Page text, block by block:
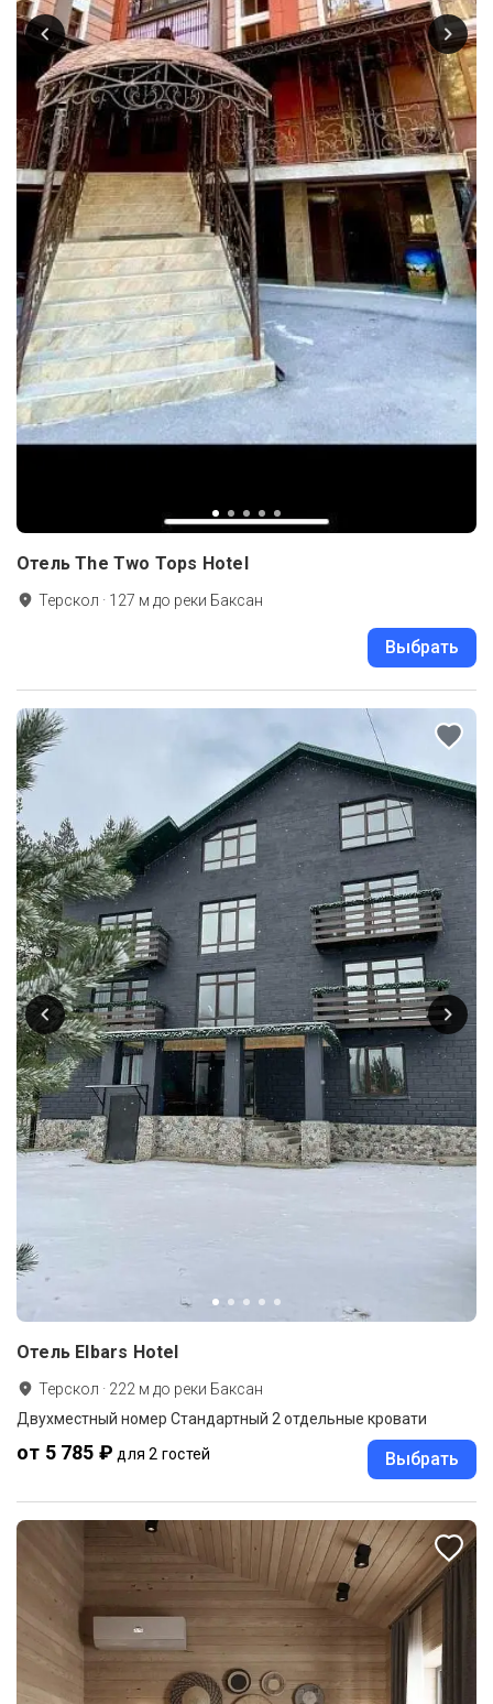
Отель The Two Tops Hotel
Терскол · 127 м до реки Баксан
Выбрать
Отель Elbars Hotel
Терскол · 222 м до реки Баксан
Двухместный номер Стандартный 2 отдельные кровати
от 5 785 ₽ для 2 гостей Выбрать